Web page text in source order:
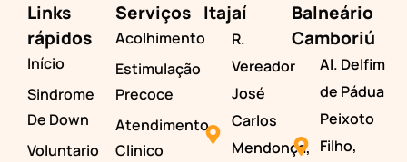
Links
rápidos
Início
Sindrome
De Down
Voluntario
Serviços
Acolhimento
Estimulação
Precoce
Atendimento
Clinico
Itajaí
R.
Vereador
José
Carlos
Mendonça,
Balneário
Camboriú
Al. Delfim
de Pádua
Peixoto
Filho,